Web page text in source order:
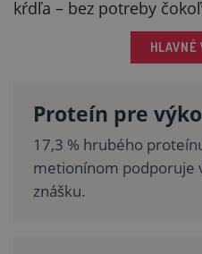
kŕdľa – bez potreby
HLAVNÉ
Proteín pre
17,3 % hrubého
metionínom podporuje
znášku.